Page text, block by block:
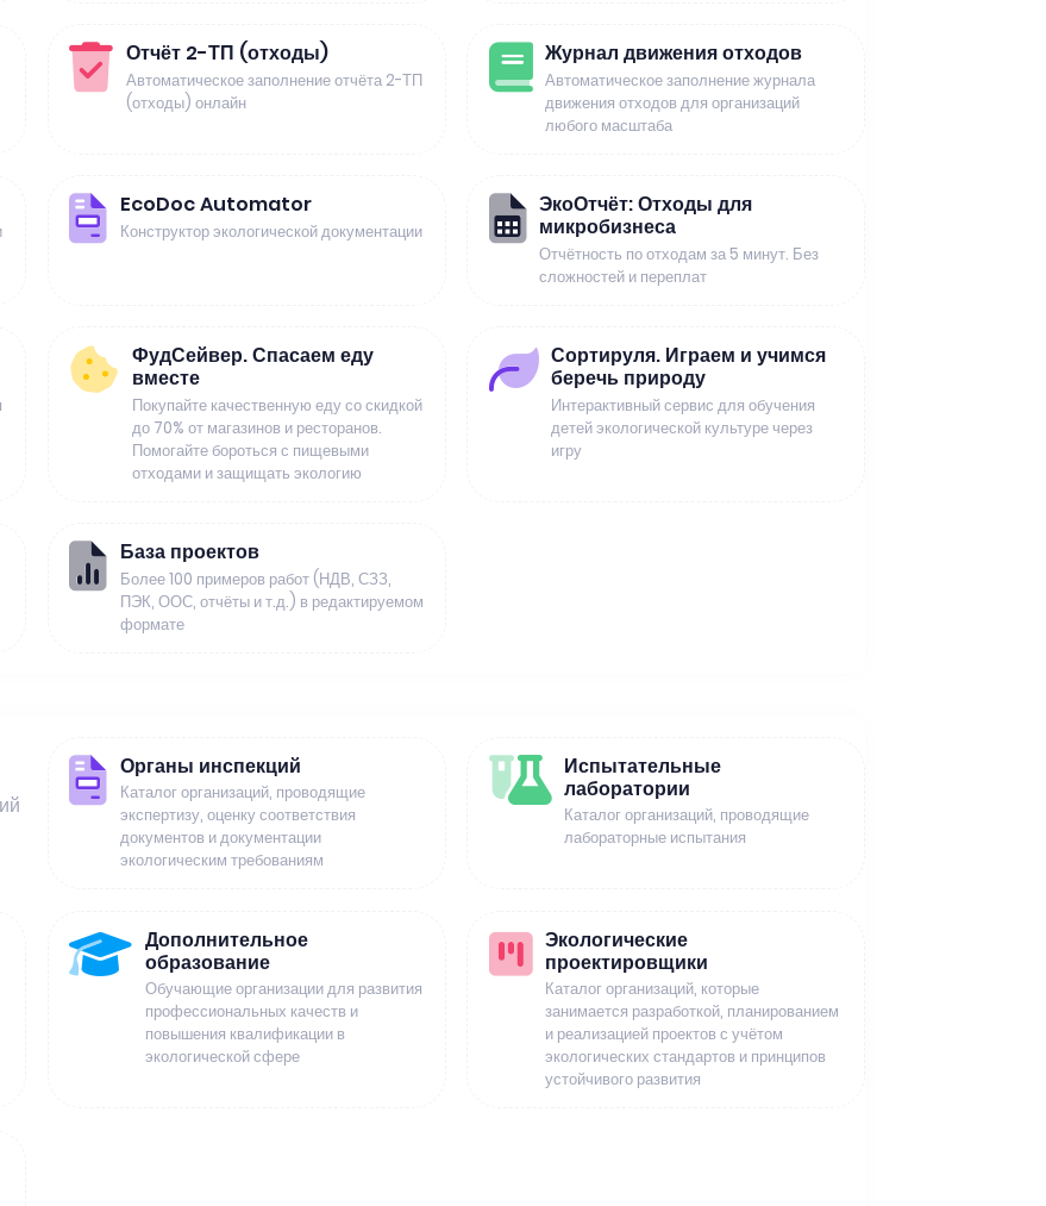
Отчёт 2-ТП (отходы)
Автоматическое заполнение отчёта 2-ТП
(отходы) онлайн
Журнал движения отходов
Автоматическое заполнение журнала
движения отходов для организаций
любого масштаба
EcoDoc Automator
Конструктор экологической документации
ЭкоОтчёт: Отходы для
микробизнеса
Отчётность по отходам за 5 минут. Без
сложностей и переплат
ФудСейвер. Спасаем еду
вместе
Покупайте качественную еду со скидкой
до 70% от магазинов и ресторанов.
Помогайте бороться с пищевыми
отходами и защищать экологию
Сортируля. Играем и учимся
беречь природу
Интерактивный сервис для обучения
детей экологической культуре через
игру
База проектов
Более 100 примеров работ (НДВ, СЗЗ,
ПЭК, ООС, отчёты и т.д.) в редактируемом
формате
Органы инспекций
Каталог организаций, проводящие
экспертизу, оценку соответствия
документов и документации
экологическим требованиям
Испытательные
лаборатории
Каталог организаций, проводящие
лабораторные испытания
Дополнительное
образование
Обучающие организации для развития
профессиональных качеств и
повышения квалификации в
экологической сфере
Экологические
проектировщики
Каталог организаций, которые
занимается разработкой, планированием
и реализацией проектов с учётом
экологических стандартов и принципов
устойчивого развития